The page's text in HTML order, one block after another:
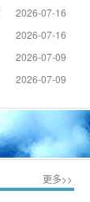
2026-07-16
2026-07-16
2026-07-09
2026-07-09
更多>>